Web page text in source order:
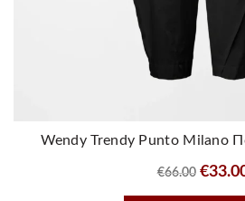
Wendy Trendy Punto Milano
€66.00
price
€